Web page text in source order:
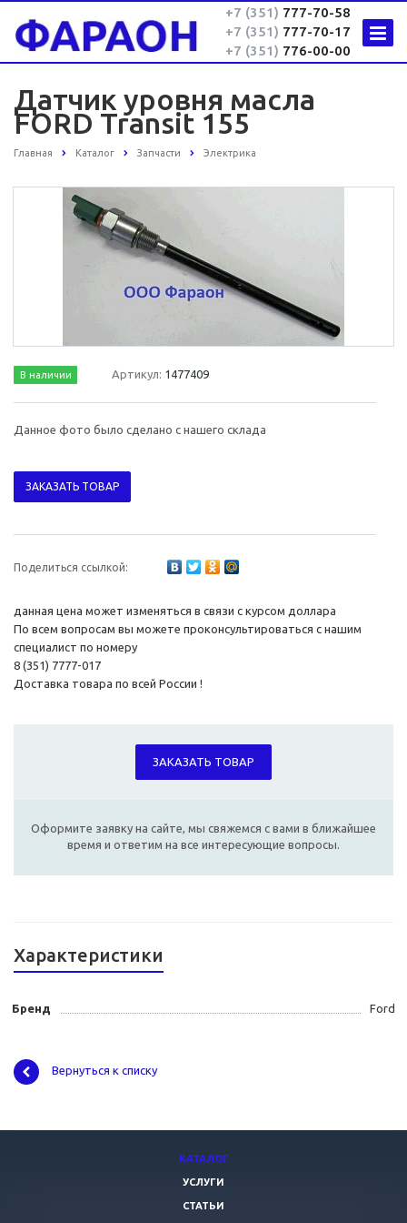
+7 (351) 777-70-58
+7 (351) 777-70-17
+7 (351) 776-00-00
Датчик уровня масла
FORD Transit 155
Главная Каталог Запчасти Электрика
В наличии Артикул: 1477409
Данное фото было сделано с нашего склада
ЗАКАЗАТЬ ТОВАР
Поделиться ссылкой:
данная цена может изменяться в связи с курсом доллара
По всем вопросам вы можете проконсультироваться с нашим
специалист по номеру
8 (351) 7777-017
Доставка товара по всей России !
ЗАКАЗАТЬ ТОВАР
Оформите заявку на сайте, мы свяжемся с вами в ближайшее
время и ответим на все интересующие вопросы.
Характеристики
Бренд Ford
Вернуться к списку
КАТАЛОГ
УСЛУГИ
СТАТЬИ